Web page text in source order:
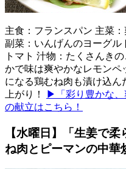
主食：フランスパン 主菜
副菜：いんげんのヨーグル
トマト 汁物：たくさんき
かで味は爽やかなレモン
になる鶏むね肉も漬け込
上がり！
▶「彩り豊かな、
の献立はこちら！
【水曜日】「生姜で
ね肉とピーマンの中華